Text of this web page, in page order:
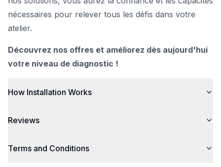
nécessaires pour relever tous les défis dans votre
atelier.
Découvrez nos offres et améliorez dès aujourd'hui
votre niveau de diagnostic !
How Installation Works
Reviews
Terms and Conditions